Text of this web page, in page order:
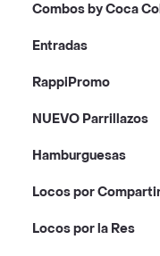
Combos by Coca
Entradas
RappiPromo
NUEVO Parrillazos
Hamburguesas
Locos por
Locos por la Res